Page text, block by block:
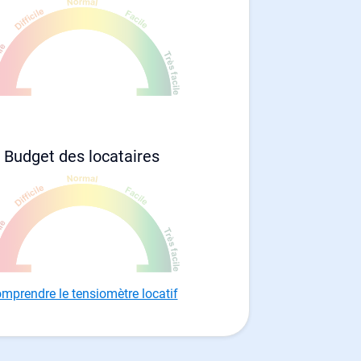
Budget des locataires
le tensiomètre locatif